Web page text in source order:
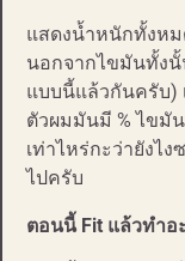
แสดงน้ำหนักทั้งหม
นอกจากไขมันทั้ง
แบบนี้แล้วกันครับ)
ตัวผมมันมี % ไขมั
เท่าไหร่กะว่ายังไ
ไปครับ
ตอนนี้ Fit แล้วทำอ